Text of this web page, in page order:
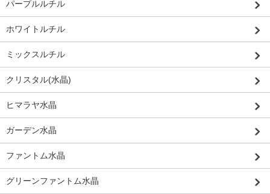
パープルルチル
ホワイトルチル
ミックスルチル
クリスタル(水晶)
ヒマラヤ水晶
ガーデン水晶
ファントム水晶
グリーンファントム水晶